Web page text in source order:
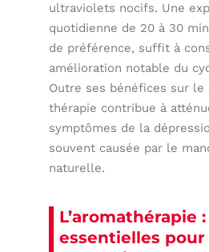
ultraviolets nocifs. Une
quotidienne de 20 à 30
de préférence, suffit à
amélioration notable du
Outre ses bénéfices sur
thérapie contribue à
symptômes de la
souvent causée par le
naturelle.
L’aromathérapie
essentielles pour